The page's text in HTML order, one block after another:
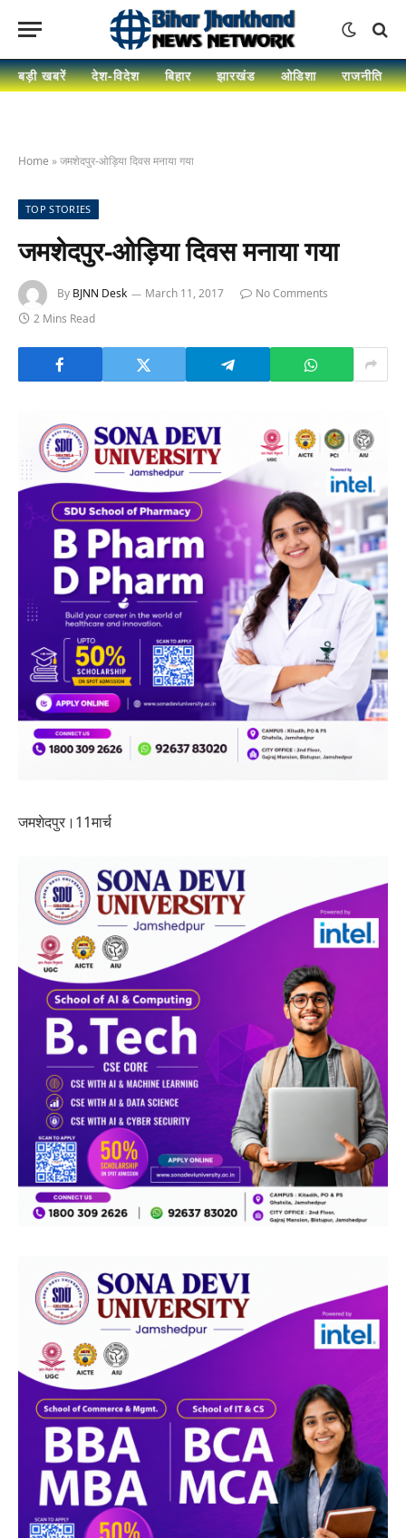
बड़ी खबरें देश-विदेश बिहार झारखंड ओडिशा राजनीति
Home »जमशेदपुर-ओड़िया दिवस मनाया गया
TOP STORIES
जमशेदपुर-ओड़िया दिवस मनाया गया
By BJNN Desk March 11, 2017
No Comments
2 Mins Read
जमशेदपुर।11मार्च